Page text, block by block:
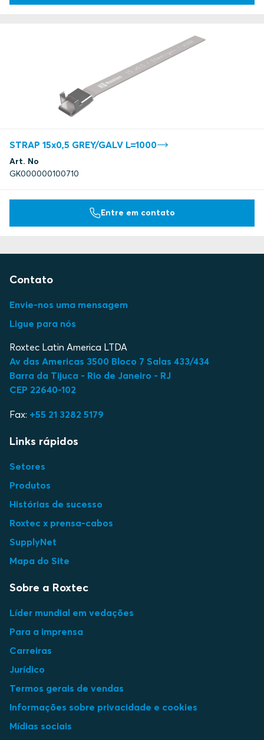
STRAP 15x0,5 GREY/GALV L=1000
Art. No
GK000000100710
Entre em contato
Contato
Envie-nos uma mensagem
Ligue para nós
Roxtec Latin America LTDA
Av das Americas 3500 Bloco 7 Salas 433/434
Barra da Tijuca - Rio de Janeiro - RJ
CEP 22640-102
Fax: +55 21 3282 5179
Links rápidos
Setores
Produtos
Histórias de sucesso
Roxtec x prensa-cabos
SupplyNet
Mapa do Site
Sobre a Roxtec
Líder mundial em vedações
Para a imprensa
Carreiras
Jurídico
Termos gerais de vendas
Informações sobre privacidade e cookies
Mídias sociais